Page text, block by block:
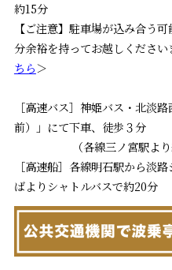
約15分
【ご注意】駐車場が込み合う
分余裕を持ってお越しくださ
ちら＞
［高速バス］神姫バス・北淡
前）」にて下車、徒歩３分
（各線三ノ宮駅より約55
［高速船］各線明石駅から淡
ばよりシャトルバスで約20分